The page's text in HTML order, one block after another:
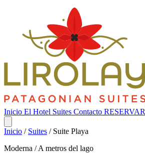
Inicio El Hotel Suites Contacto RESERVAR
Inicio / Suites / Suite Playa
Moderna / A metros del lago